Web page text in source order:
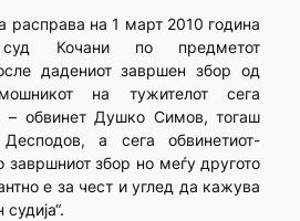
расправа на 1 март 2010 година
Кочани по предметот
дадениот завршен збор од
на тужителот сега
– обвинет Душко Симов, тогаш
а сега обвинетиот-
завршниот збор но меѓу другото
е за чест и углед да кажува